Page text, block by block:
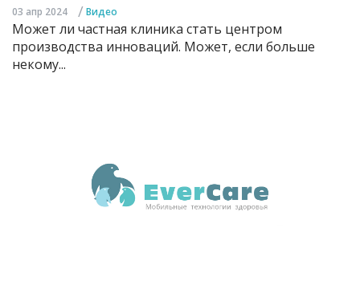
03 апр 2024 / Видео
Может ли частная клиника стать центром
производства инноваций. Может, если больше
некому...